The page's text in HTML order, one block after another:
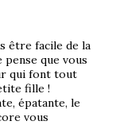
être facile de la
que vous
qui font tout
fille !
épatante, le
vous